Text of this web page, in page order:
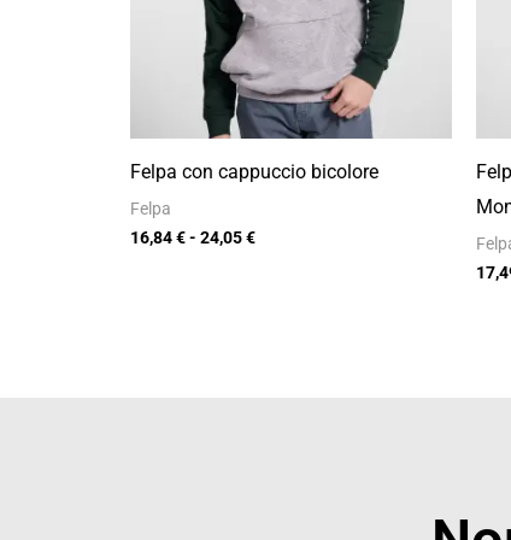
Felpa con cappuccio bicolore
Felpa
16,84€ - 24,05€